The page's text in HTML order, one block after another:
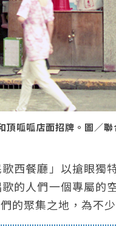
頂呱呱店面招牌。圖／
西餐廳」以搶眼
的人們一個專屬的
的聚集之地，為不